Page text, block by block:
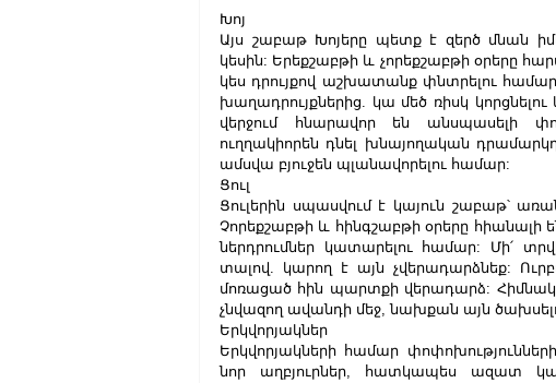
Խոյ
Այս շաբաթ Խոյերը պետք է զերծ մնան
կեսին: Երեքշաբթի և չորեքշաբթի օրերը
կես դրույքով աշխատանք փնտրելու
խաղադրույքներից. կա մեծ ռիսկ
վերջում հնարավոր են անսպասելի
ուղղակիորեն դնել խնայողական
ամսվա բյուջեն պլանավորելու համար:
Ցուլ
Ցուլերին սպասվում է կայուն շաբաթ՝
Չորեքշաբթի և հինգշաբթի օրերը հիանալի
ներդրումներ կատարելու համար: Մի՛
տալով. կարող է այն չվերադարձնեք:
մոռացած հին պարտքի վերադարձ:
չնվազող ավանդի մեջ, նախքան այն
Երկվորյակներ
Երկվորյակների համար
նոր աղբյուրներ, հատկապես ազատ